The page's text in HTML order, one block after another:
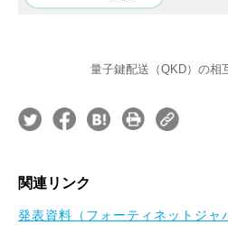
量子鍵配送（QKD）の相
関連リンク
発表資料（フォーティネットジャ